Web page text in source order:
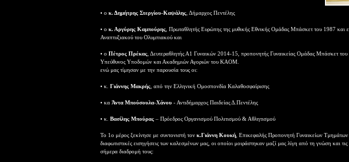
• ο κ. Δημήτρης Στεργίου-Καψάλης , Δήμαρχος Πεντέλης
• ο κ. Αργύρης Καμπούρης , Πρωταθλητής Ευρώπης της μυθικής Εθνικής Ομάδας Μπάσκετ του 1987 και
Αναπτυξιακού του Ολυμπιακού και
• ο Πέτρος Πρέκας , Δευτεραθλητής Α1 Γυναικών 2014-15, προπονητής Γυναικείας Ομάδας Μπάσκετ
Υπεύθυνος Υποδομών και Ακαδημιών Αγοριών του ΚΑΟΜ.
ενώ μας τίμησαν με την παρουσία τους οι:
• κ. Γιάννης Μακρής , από την Ελληνική Ομοσπονδία Καλαθοσφαίρισης
• κα Άντα Μπούσουλα-Χάνου - Αντιδήμαρχος Παιδείας Δ.Πεντέλης
• κ. Βασίλης Μπούρας – Πρόεδρος Οργανισμού Πολιτισμού & Αθλητισμού
Το 1ο μέρος ξεκίνησε με συντονιστή τον κ.Γιάννη Κουκή , Επικεφαλής Προπονητή Γυναικείων
διαφωτιστικές εισηγήσεις των καλεσμένων μας, οι οποίοι μοιράστηκαν μαζί μας λίγη από τη γνώση και τις
σήμερα διαδρομή τους: